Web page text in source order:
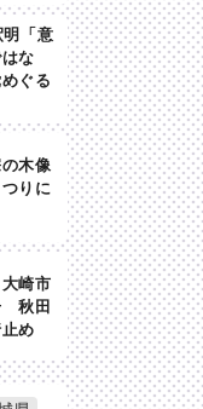
「意
な
ぐる
木像
りに
崎市
秋田
め